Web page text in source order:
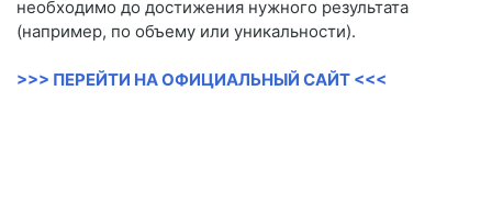
необходимо до достижения нужного результата
(например, по объему или уникальности).
>>> ПЕРЕЙТИ НА ОФИЦИАЛЬНЫЙ САЙТ <<<